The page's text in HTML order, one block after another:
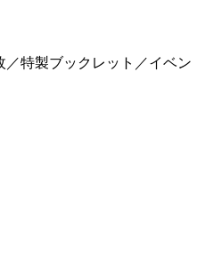
特製ブックレット／イベン